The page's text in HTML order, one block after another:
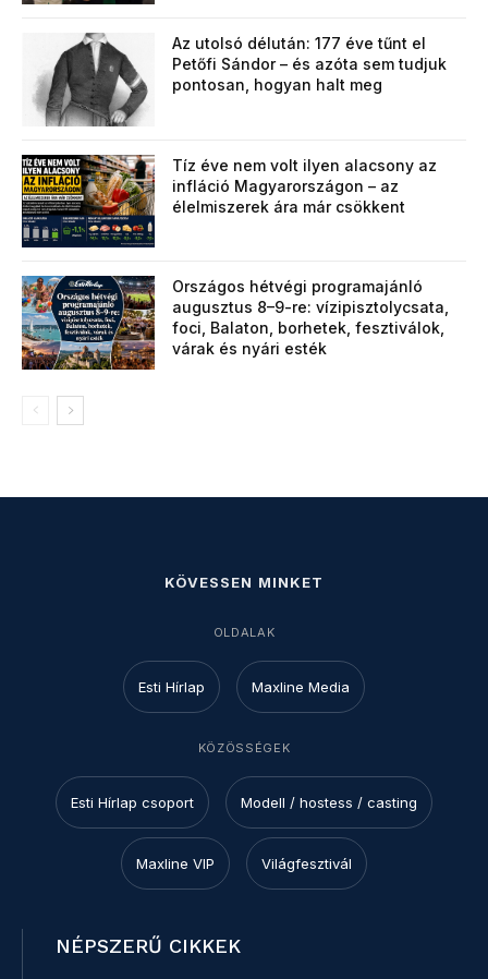
Az utolsó délután: 177 éve tűnt el
Petőfi Sándor – és azóta sem tudjuk
pontosan, hogyan halt meg
Tíz éve nem volt ilyen alacsony az
infláció Magyarországon – az
élelmiszerek ára már csökkent
Országos hétvégi programajánló
augusztus 8–9-re: vízipisztolycsata,
foci, Balaton, borhetek, fesztiválok,
várak és nyári esték
KÖVESSEN MINKET
OLDALAK
Esti Hírlap Maxline Media
KÖZÖSSÉGEK
Esti Hírlap csoport Modell / hostess / casting
Maxline VIP Világfesztivál
NÉPSZERŰ CIKKEK